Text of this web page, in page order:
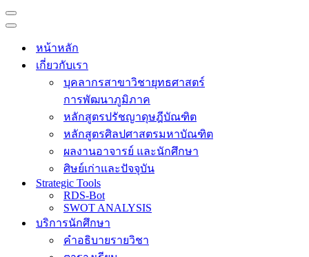
Navigation
Menu
Navigation
หน้าหลัก
เกี่ยวกับเรา
บุคลากรสาขาวิชายุทธศาสตร์
การพัฒนาภูมิภาค
หลักสูตรปรัชญาดุษฎีบัณฑิต
หลักสูตรศิลปศาสตรมหาบัณฑิต
ผลงานอาจารย์ และนักศึกษา
ศิษย์เก่าและปัจจุบัน
Strategic Tools
RDS-Bot
SWOT ANALYSIS
บริการนักศึกษา
คำอธิบายรายวิชา